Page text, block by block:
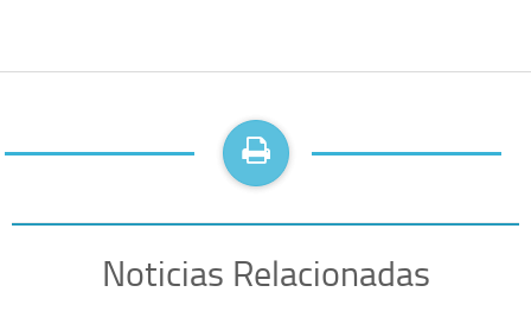
Noticias Relacionadas